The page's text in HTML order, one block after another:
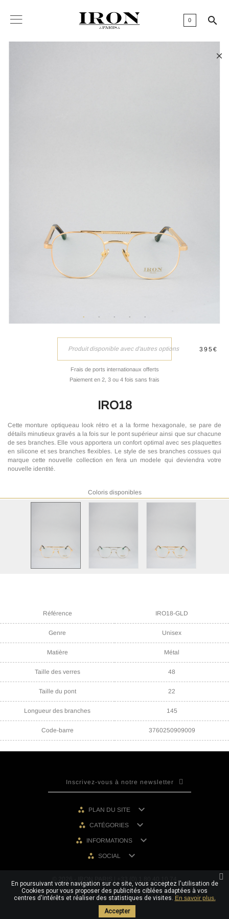
0 

Produit disponible avec d'autres options
Frais de ports internationaux offerts
Paiement en 2, 3 ou 4 fois sans frais
395€
IRO18
Cette monture optiqueau look rétro et a la forme hexagonale, se pare de
détails minutieux gravés a la fois sur le pont supérieur ainsi que sur chacune
de ses branches. Elle vous apportera un confort optimal avec ses plaquettes
en silicone et ses branches flexibles. Le style de ses branches cossues qui
marque cette nouvelle collection en fera un modele qui deviendra votre
nouvelle identité.
Coloris disponibles
Référence IRO18-GLD
Genre Unisex
Matière Métal
Taille des verres 48
Taille du pont 22
Longueur des branches 145
Code-barre 3760250909009
PLAN DU SITE 
CATÉGORIES 
INFORMATIONS 
SOCIAL 
En poursuivant votre navigation sur ce site, vous acceptez l'utilisation de
Cookies pour vous proposer des publicités ciblées adaptées à vos
centres d'intérêts et réaliser des statistiques de visites. En savoir plus.
Accepter